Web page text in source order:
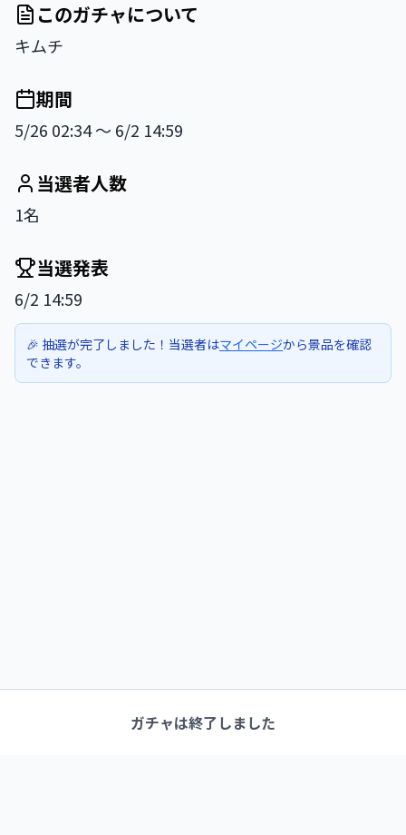
このガチャについて
キムチ
期間
5/26 02:34 〜 6/2 14:59
当選者人数
1名
当選発表
6/2 14:59
🎉 抽選が完了しました！当選者はマイページから景品を確認
できます。
ガチャは終了しました